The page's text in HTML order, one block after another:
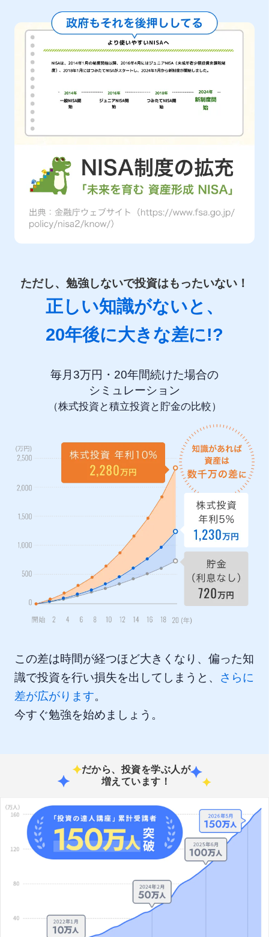
ただし、勉強しないで投資はもったいない！
正しい知識がないと、
20年後に大きな差に!?
毎月3万円・20年間続けた場合の
シミュレーション
（株式投資と積立投資と貯金の比較）
この差は時間が経つほど大きくなり、偏った知
識で投資を行い損失を出してしまうと、
さらに
差が広がります。
今すぐ勉強を始めましょう。
だから、投資を学ぶ人が
増えています！